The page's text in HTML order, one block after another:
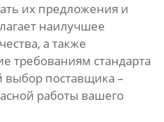
их предложения и
наилучшее
а также
требованиям стандарта
выбор поставщика –
работы вашего